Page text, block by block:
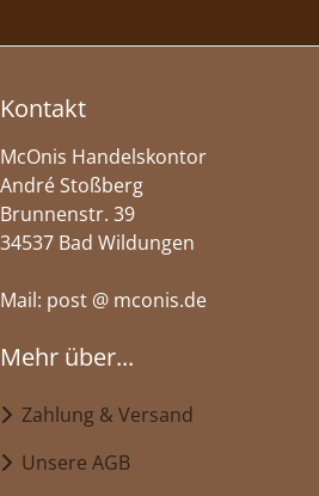
Kontakt
McOnis Handelskontor
André Stoßberg
Brunnenstr. 39
34537 Bad Wildungen
Mail: post @ mconis.de
Mehr über...
Zahlung & Versand
Unsere AGB